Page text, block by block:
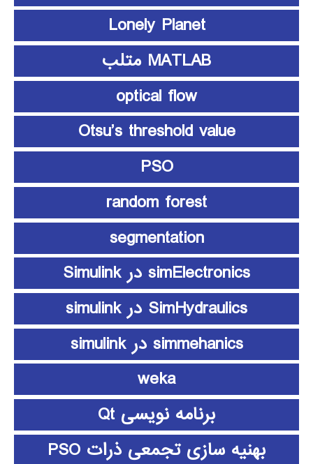
Lonely Planet
MATLAB متلب
optical flow
Otsu’s threshold value
PSO
random forest
segmentation
simElectronics در Simulink
SimHydraulics در simulink
simmehanics در simulink
weka
برنامه نویسی Qt
بهنیه سازی تجمعی ذرات PSO